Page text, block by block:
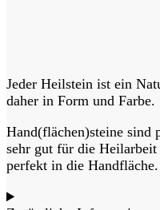
Jeder Heilstein ist ein
daher in Form und Farbe.
Hand(flächen)steine sind
sehr gut für die
perfekt in die Handfläche.